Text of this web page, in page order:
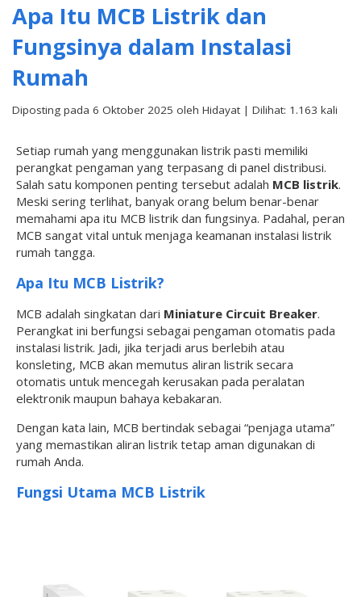
Apa Itu MCB Listrik dan
Fungsinya dalam Instalasi
Rumah
Diposting pada 6 Oktober 2025 oleh Hidayat | Dilihat: 1.163 kali
Setiap rumah yang menggunakan listrik pasti memiliki
perangkat pengaman yang terpasang di panel distribusi.
Salah satu komponen penting tersebut adalah MCB listrik.
Meski sering terlihat, banyak orang belum benar-benar
memahami apa itu MCB listrik dan fungsinya. Padahal, peran
MCB sangat vital untuk menjaga keamanan instalasi listrik
rumah tangga.
Apa Itu MCB Listrik?
MCB adalah singkatan dari Miniature Circuit Breaker.
Perangkat ini berfungsi sebagai pengaman otomatis pada
instalasi listrik. Jadi, jika terjadi arus berlebih atau
konsleting, MCB akan memutus aliran listrik secara
otomatis untuk mencegah kerusakan pada peralatan
elektronik maupun bahaya kebakaran.
Dengan kata lain, MCB bertindak sebagai “penjaga utama”
yang memastikan aliran listrik tetap aman digunakan di
rumah Anda.
Fungsi Utama MCB Listrik